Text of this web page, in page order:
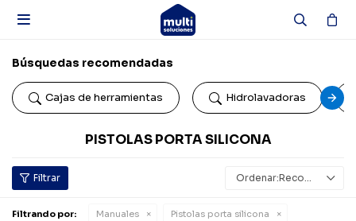

Búsquedas recomendadas
Cajas de herramientas Hidrolavadoras
PISTOLAS PORTA SILICONA
Recomendados
Filtrando por: Manuales Pistolas porta silicona